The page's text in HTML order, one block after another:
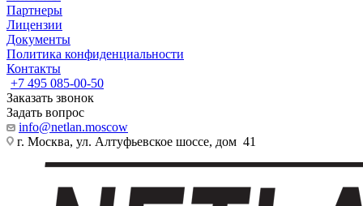
Партнеры
Лицензии
Документы
Политика конфиденциальности
Контакты
+7 495 085-00-50
Заказать звонок
Задать вопрос
info@netlan.moscow
г. Москва, ул. Алтуфьевское шоссе, дом 41